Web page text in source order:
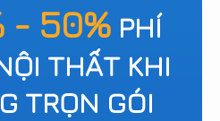
- 50% PHÍ
THẤT KHI
TRỌN GÓI